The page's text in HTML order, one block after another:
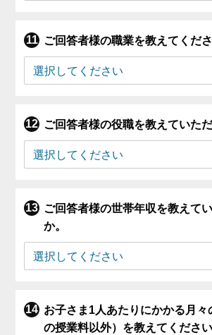
ご回答者様の職業を教えてくださ
ご回答者様の役職を教えていただ
ご回答者様の世帯年収を教えて
か。
お子さま1人あたりにかかる月々
の授業料以外）を教えてください